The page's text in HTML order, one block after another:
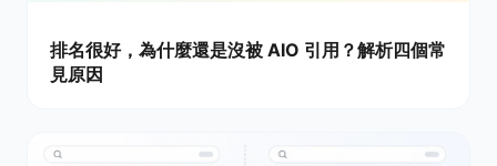
排名很好，為什麼還是沒被 AIO 引用？解析四個常
見原因